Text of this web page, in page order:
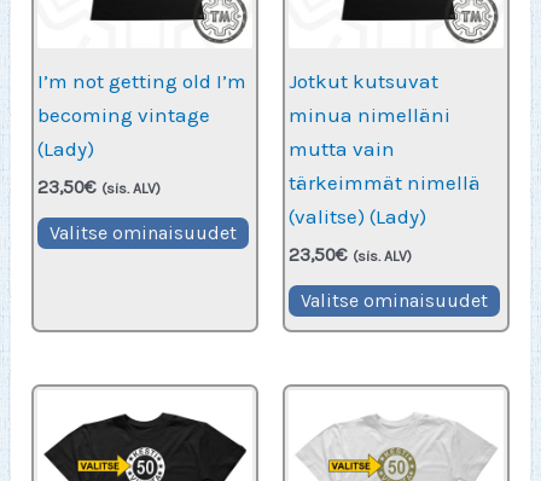
I’m not getting old I’m
becoming vintage
(Lady)
23,50€ (sis. ALV)
Valitse ominaisuudet Tällä
tuotteella
useampi
Voit
valinnat
Jotkut kutsuvat
minua nimelläni
mutta vain
tärkeimmät nimellä
(valitse) (Lady)
23,50€ (sis. ALV)
Valitse ominaisuudet